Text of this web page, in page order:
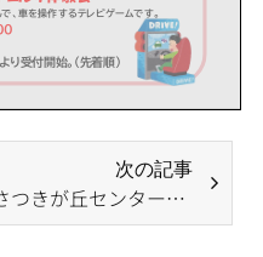
次の記事
さつきが丘センターだより（4月号）